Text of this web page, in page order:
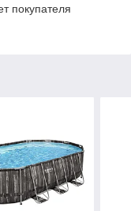
покупателя